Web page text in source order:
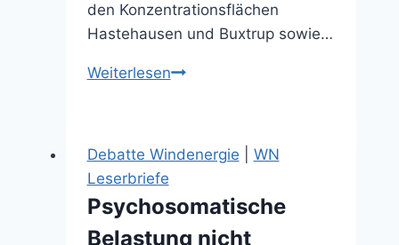
den Konzentrationsflächen
Hastehausen und Buxtrup sowie…
WeiterlesenKünftig
Einzelfallprüfung
(10.06.2022)
Debatte Windenergie
WN
Leserbriefe
Psychosomatische
Belastung nicht